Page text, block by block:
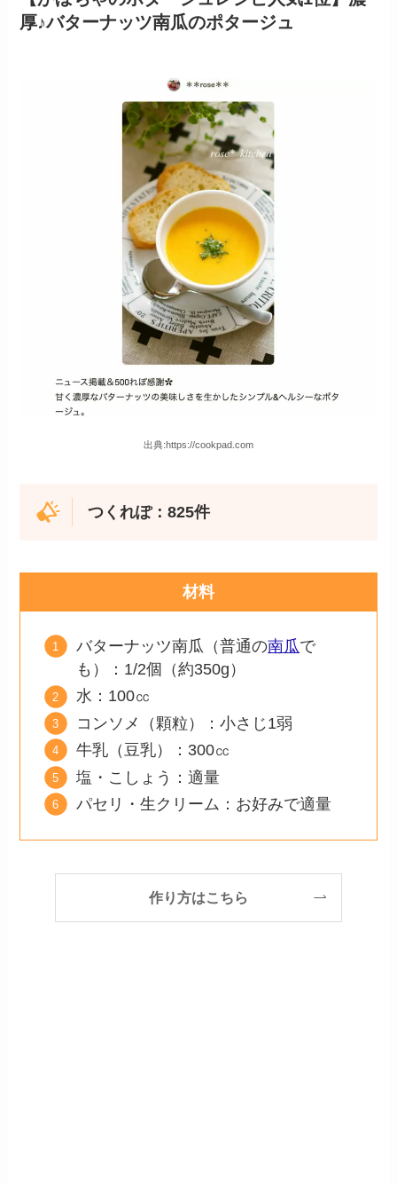
厚♪バターナッツ南瓜のポタージュ
出典:https://cookpad.com
つくれぽ：825件
材料
バターナッツ南瓜（普通の南瓜で
も）：1/2個（約350g）
水：100㏄
コンソメ（顆粒）：小さじ1弱
牛乳（豆乳）：300㏄
塩・こしょう：適量
パセリ・生クリーム：お好みで適量
作り方はこちら